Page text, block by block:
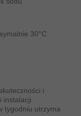
30°C
i
instalacji
tygodniu utrzyma